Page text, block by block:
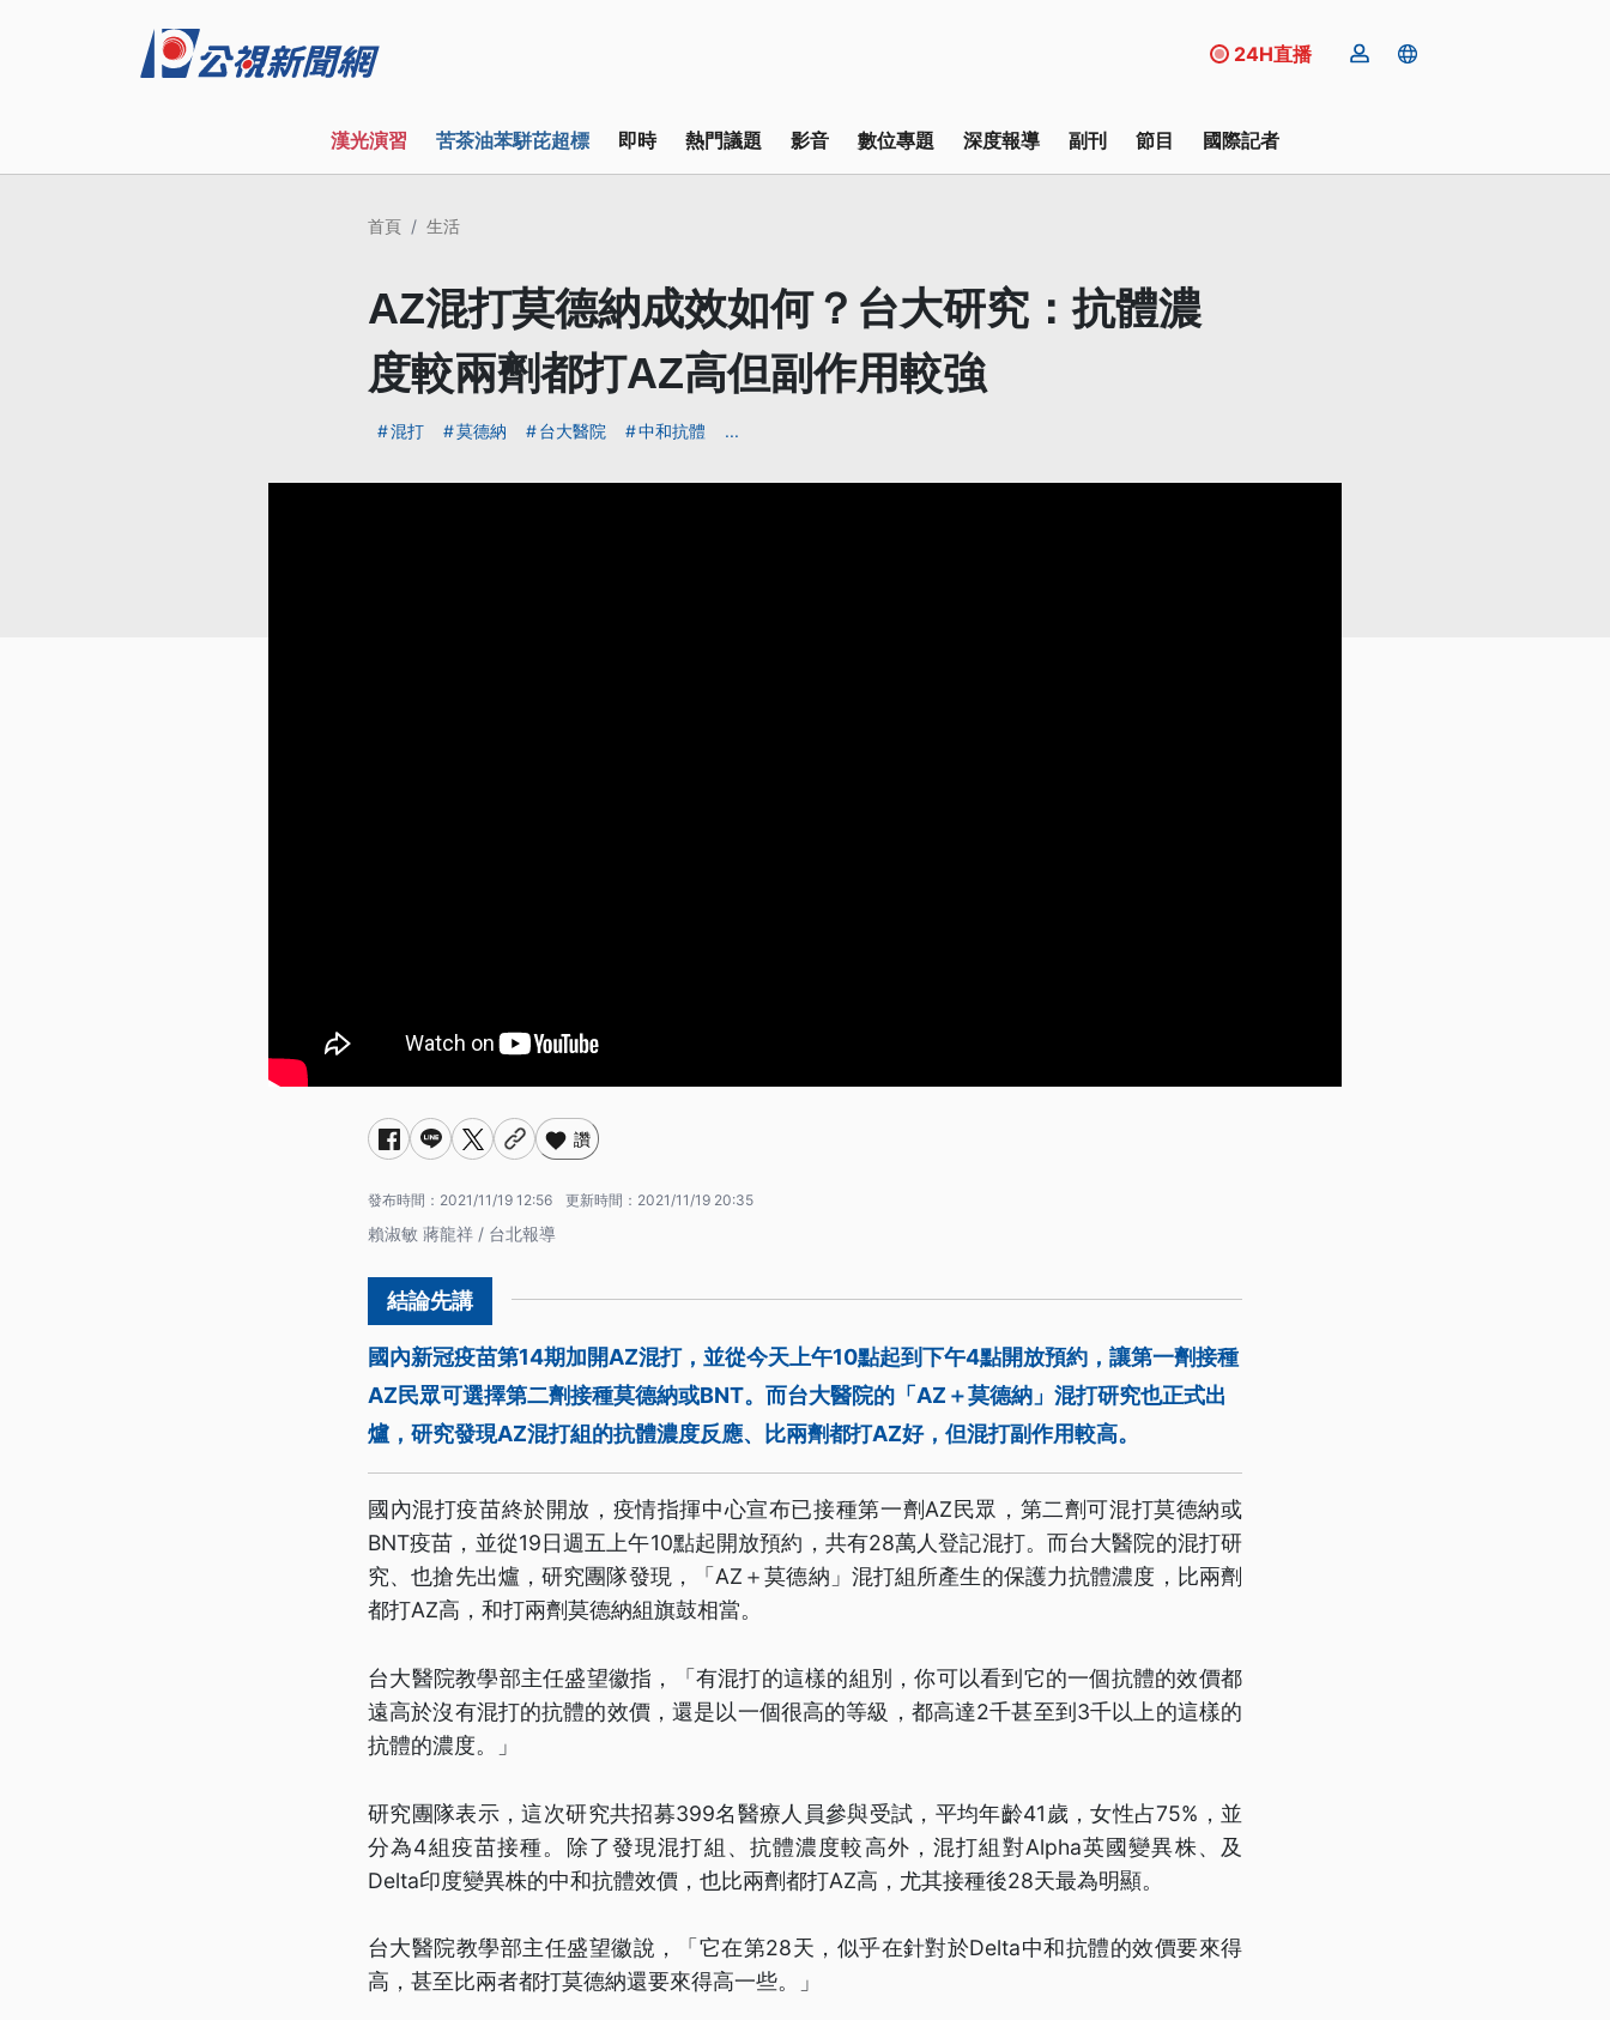
24H直播
漢光演習 苦茶油苯駢芘超標 即時 熱門議題 影音 數位專題 深度報導 副刊 節目 國際記者
首頁 生活
AZ混打莫德納成效如何？台大研究：抗體濃
度較兩劑都打AZ高但副作用較強
混打 莫德納 台大醫院 中和抗體 ...
讚
發布時間： 2021/11/19 12:56 更新時間： 2021/11/19 20:35
賴淑敏 蔣龍祥 / 台北報導
國內新冠疫苗第14期加開AZ混打，並從今天上午10點起到下午4點開放預約，讓第一劑接種
AZ民眾可選擇第二劑接種莫德納或BNT。而台大醫院的「AZ＋莫德納」混打研究也正式出
爐，研究發現AZ混打組的抗體濃度反應、比兩劑都打AZ好，但混打副作用較高。
國內混打疫苗終於開放，疫情指揮中心宣布已接種第一劑AZ民眾，第二劑可混打莫德納或
BNT疫苗，並從19日週五上午10點起開放預約，共有28萬人登記混打。而台大醫院的混打研
究、也搶先出爐，研究團隊發現，「AZ＋莫德納」混打組所產生的保護力抗體濃度，比兩劑
都打AZ高，和打兩劑莫德納組旗鼓相當。
台大醫院教學部主任盛望徽指，「有混打的這樣的組別，你可以看到它的一個抗體的效價都
遠高於沒有混打的抗體的效價，還是以一個很高的等級，都高達2千甚至到3千以上的這樣的
抗體的濃度。」
研究團隊表示，這次研究共招募399名醫療人員參與受試，平均年齡41歲，女性占75%，並
分為4組疫苗接種。除了發現混打組、抗體濃度較高外，混打組對Alpha英國變異株、及
Delta印度變異株的中和抗體效價，也比兩劑都打AZ高，尤其接種後28天最為明顯。
台大醫院教學部主任盛望徽說，「它在第28天，似乎在針對於Delta中和抗體的效價要來得
高，甚至比兩者都打莫德納還要來得高一些。」